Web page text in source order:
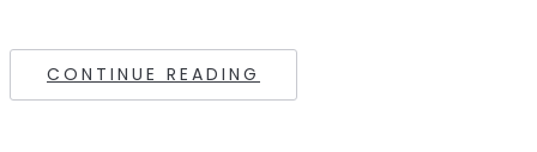
CONTINUE READING